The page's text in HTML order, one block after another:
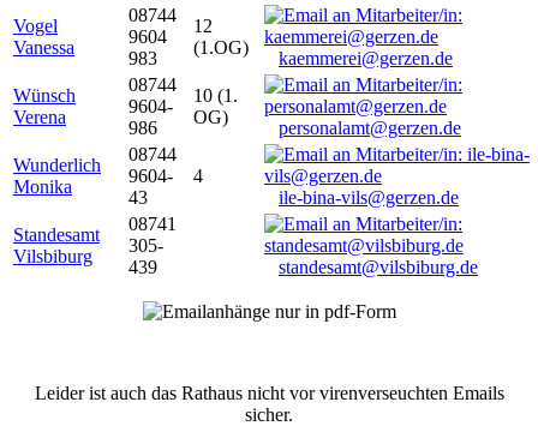
Vogel
Vanessa
08744
9604
983
12
(1.OG)
kaemmerei@gerzen.de
Wünsch
Verena
08744
9604-
986
10 (1.
OG)
personalamt@gerzen.de
Wunderlich
Monika
08744
9604-
43
4
ile-bina-vils@gerzen.de
Standesamt
Vilsbiburg
08741
305-
439
standesamt@vilsbiburg.de
Leider ist auch das Rathaus nicht vor virenverseuchten Emails
sicher.